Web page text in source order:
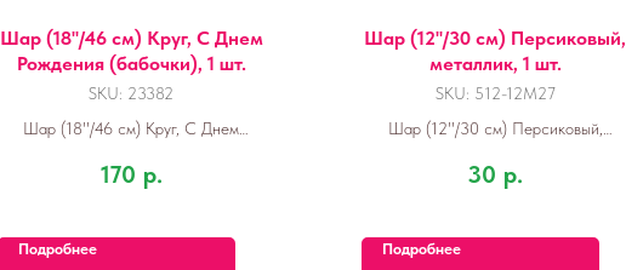
Шар (18''/46 см) Круг, С Днем
Рождения (бабочки), 1 шт.
SKU: 23382
Шар (18''/46 см) Круг, С Днем
170 р.
Подробнее
Шар (12''/30 см) Персиковый,
металлик, 1 шт.
SKU: 512-12M27
Шар (12''/30 см) Персиковый,
30 р.
Подробнее